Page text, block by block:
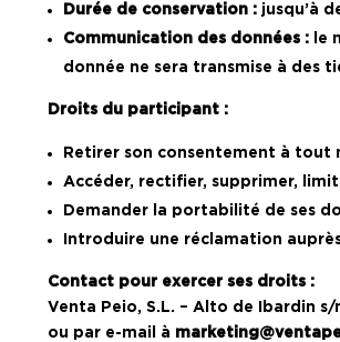
Durée de conservation : jusqu’à
Communication des données : le
donnée ne sera transmise à des
Droits du participant :
Retirer son consentement à tout
Accéder, rectifier, supprimer,
Demander la portabilité de ses
Introduire une réclamation
Contact pour exercer ses droits :
Venta Peio, S.L. – Alto de Ibardin s/
ou par e-mail à